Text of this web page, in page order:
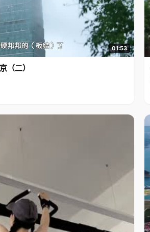
01:53
（二）